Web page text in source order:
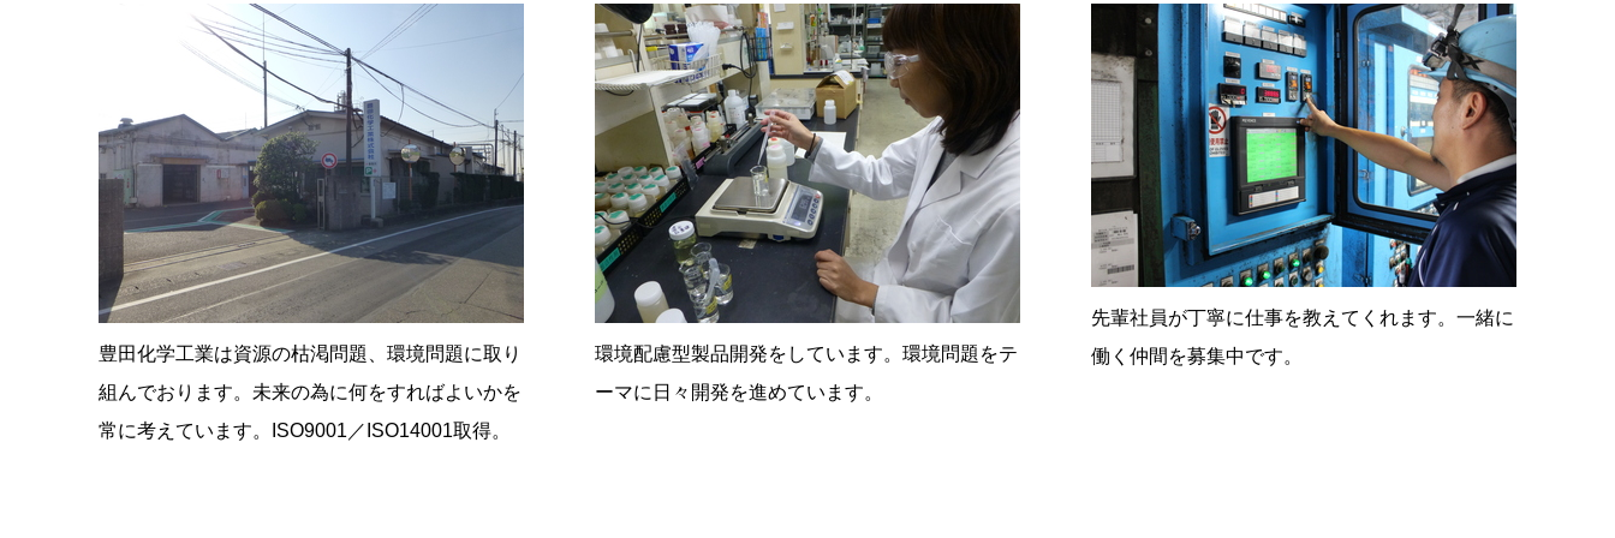
豊田化学工業は資源の枯渇問題、環境問題に取り
組んでおります。未来の為に何をすればよいかを
常に考えています。ISO9001／ISO14001取得。
環境配慮型製品開発をしています。環境問題をテ
ーマに日々開発を進めています。
先輩社員が丁寧に仕事を教えてくれます。一緒に
働く仲間を募集中です。